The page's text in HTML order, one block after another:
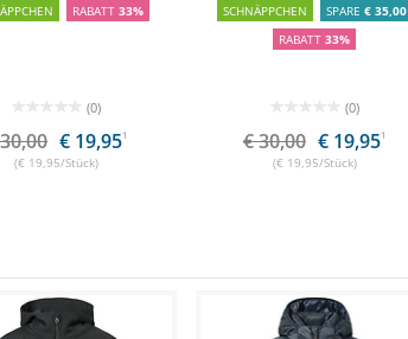
RABATT33%
(0)
€ 19,951
(€ 19,95/Stück)
SCHNÄPPCHEN SPARE € 35,00
RABATT33%
(0)
€ 30,00 € 19,951
(€ 19,95/Stück)